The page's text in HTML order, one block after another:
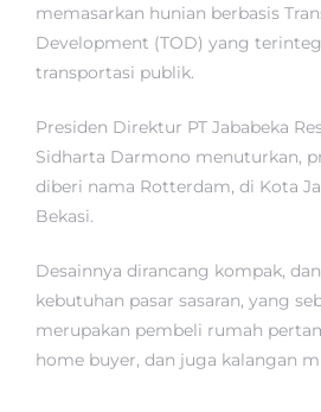
memasarkan hunian berbasis
Development (TOD) yang
transportasi publik.
Presiden Direktur PT Jababeka
Sidharta Darmono menuturkan,
diberi nama Rotterdam, di Kota
Bekasi.
Desainnya dirancang kompak,
kebutuhan pasar sasaran, yang
merupakan pembeli rumah
home buyer, dan juga kalangan